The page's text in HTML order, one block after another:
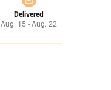
Delivered
Aug. 15 - Aug. 22